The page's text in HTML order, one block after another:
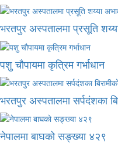
भरतपुर अस्पतालमा प्रसूति
पशु चौपायमा कृत्रिम गर्भाधान
भरतपुर अस्पतालमा सर्पदंशका
नेपालमा बाघको सङ्ख्या ४२९